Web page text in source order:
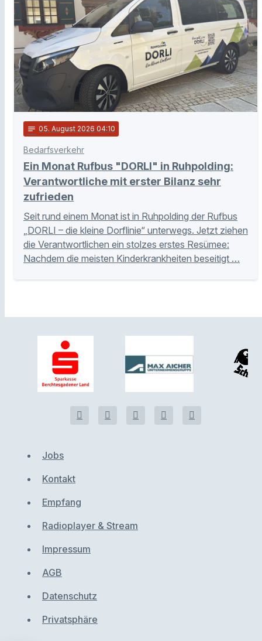
notes 05. August 2026 04:10
Bedarfsverkehr
Ein Monat Rufbus "DORLI" in Ruhpolding:
Verantwortliche mit erster Bilanz sehr
zufrieden
Seit rund einem Monat ist in Ruhpolding der Rufbus
„DORLI – die kleine Dorflinie“ unterwegs. Jetzt ziehen
die Verantwortlichen ein stolzes erstes Resümee:
Nachdem die meisten Kinderkrankheiten beseitigt …
Jobs
Kontakt
Empfang
Radioplayer & Stream
Impressum
AGB
Datenschutz
Privatsphäre